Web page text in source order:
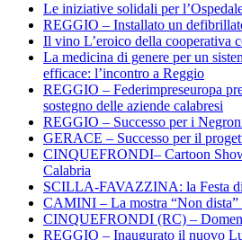
Le iniziative solidali per
REGGIO – Installato un
Il vino L’eroico della cooperativa
La medicina di genere per un
efficace: l’incontro a Reggio
REGGIO – Federimpreseuropa
sostegno delle aziende calabresi
REGGIO – Successo per i
GERACE – Successo per il
CINQUEFRONDI– Cartoon
Calabria
SCILLA-FAVAZZINA: la Festa
CAMINI – La mostra “Non dista”
CINQUEFRONDI (RC) –
REGGIO – Inaugurato il nuovo